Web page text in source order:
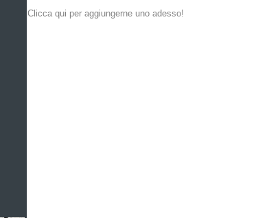
Clicca qui per aggiungerne uno adesso!